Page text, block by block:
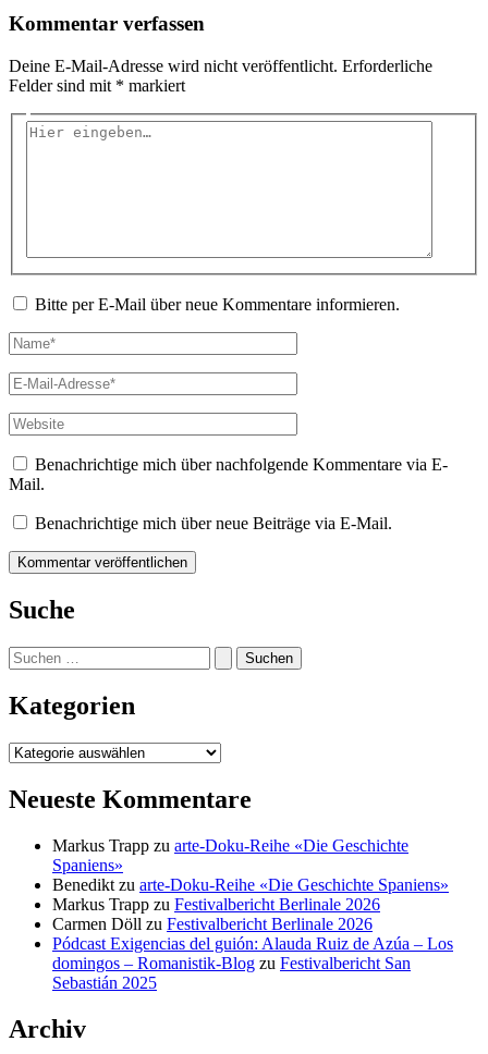
Kommentar verfassen
Deine E-Mail-Adresse wird nicht veröffentlicht. Erforderliche
Felder sind mit * markiert
Hier
Bitte per E-Mail über neue Kommentare informieren.
Name*
E-
Mail-
Adresse*
Website
Benachrichtige mich über nachfolgende Kommentare via E-
Mail.
Benachrichtige mich über neue Beiträge via E-Mail.
Suche
Suchen
nach:
Kategorien
Kategorien
Neueste Kommentare
Markus Trapp zu arte-Doku-Reihe «Die Geschichte
Spaniens»
Benedikt zu arte-Doku-Reihe «Die Geschichte Spaniens»
Markus Trapp zu Festivalbericht Berlinale 2026
Carmen Döll zu Festivalbericht Berlinale 2026
Pódcast Exigencias del guión: Alauda Ruiz de Azúa – Los
domingos – Romanistik-Blog zu Festivalbericht San
Sebastián 2025
Archiv